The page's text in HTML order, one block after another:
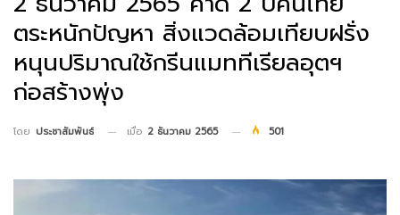
ตระหนักปัญหา สิ่งแวดล้อมเทียบฝรั่ง
หนุนปริมาณใช้กรีนแมททีเรียลอุตฯ
ก่อสร้างพุ่ง
โดย ประชาสัมพันธ์ เมื่อ 2 ธันวาคม 2565 501